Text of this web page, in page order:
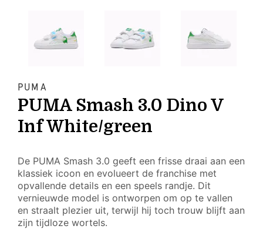
PUMA
PUMA Smash 3.0 Dino V
Inf White/green
De PUMA Smash 3.0 geeft een frisse draai aan een
klassiek icoon en evolueert de franchise met
opvallende details en een speels randje. Dit
vernieuwde model is ontworpen om op te vallen
en straalt plezier uit, terwijl hij toch trouw blijft aan
zijn tijdloze wortels.